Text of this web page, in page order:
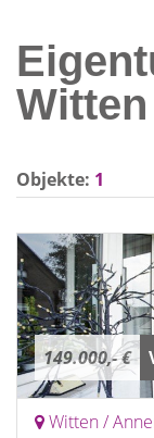
Objekte: 1
149.000,- €
Witten /